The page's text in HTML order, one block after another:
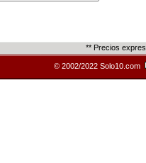
** Precios
© 2002/2022 Solo10.com